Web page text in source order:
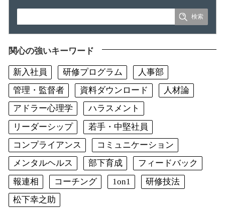
関心の強いキーワード
新入社員 研修プログラム
人事部
管理・監督者
資料ダウンロード
人材論
アドラー心理学
ハラスメント
リーダーシップ
若手・中堅社員
コンプライアンス
コミュニケーション
メンタルヘルス
部下育成
フィードバック
報連相
コーチング 1on1
研修技法
松下幸之助